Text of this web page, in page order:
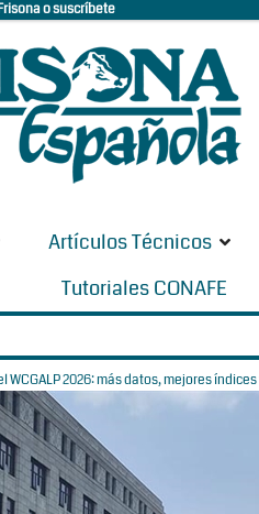
o suscríbete
Artículos Técnicos
Tutoriales CONAFE
WCGALP 2026: más datos, mejores